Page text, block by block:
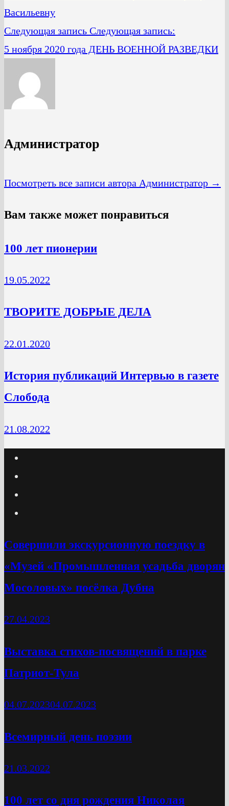
Васильевну
Следующая запись Следующая запись:
5 ноября 2020 года ДЕНЬ ВОЕННОЙ РАЗВЕДКИ
Администратор
Посмотреть все записи автора Администратор →
Вам также может понравиться
100 лет пионерии
19.05.2022
ТВОРИТЕ ДОБРЫЕ ДЕЛА
22.01.2020
История публикаций Интервью в газете
Слобода
21.08.2022
Cовершили экскурсионную поездку в
«Музей «Промышленная усадьба дворян
Мосоловых» посёлка Дубна
27.04.2023
Выставка стихов-посвящений в парке
Патриот-Тула
04.07.202304.07.2023
Всемирный день поэзии
21.03.2022
100 лет со дня рождения Николая